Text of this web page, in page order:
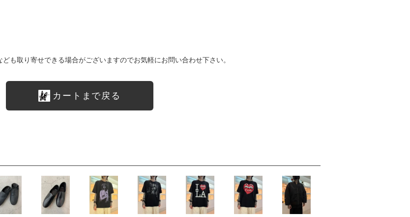
も取り寄せできる場合がございますのでお気軽にお問い合わせ下さい。
カートまで戻る